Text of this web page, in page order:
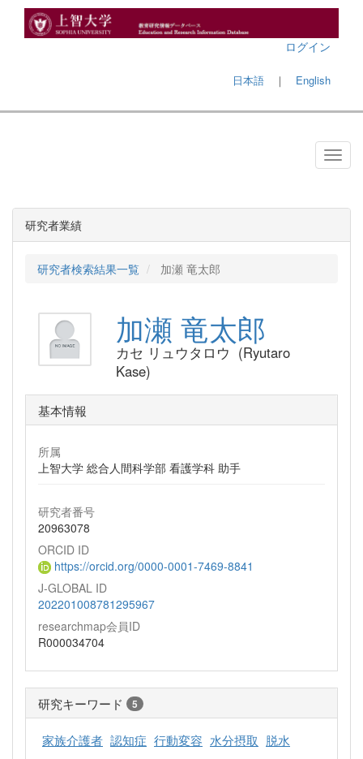
ログイン
日本語 ｜ English
研究者業績
研究者検索結果一覧 加瀬 竜太郎
加瀬 竜太郎
カセ リュウタロウ (Ryutaro
Kase)
基本情報
所属
上智大学 総合人間科学部 看護学科 助手
研究者番号
20963078
ORCID ID
https://orcid.org/0000-0001-7469-8841
J-GLOBAL ID
202201008781295967
researchmap会員ID
R000034704
研究キーワード 5
家族介護者 認知症 行動変容 水分摂取 脱水